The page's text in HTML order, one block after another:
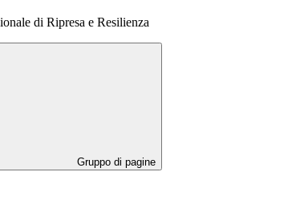
di Ripresa e Resilienza
Gruppo di pagine